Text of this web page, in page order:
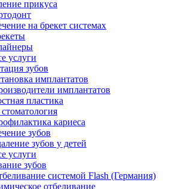
прикуса
на брекет системах
услуги
зубов
имплантатов
имплантатов
пластика
кариеса
зубов
зубов у детей
услуги
зубов
системой Flash (Германия)
отбеливание